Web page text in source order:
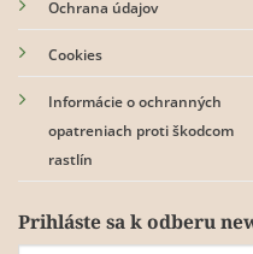
Ochrana údajov
Cookies
Informácie o ochranných
opatreniach proti škodcom
rastlín
Prihláste sa k odberu